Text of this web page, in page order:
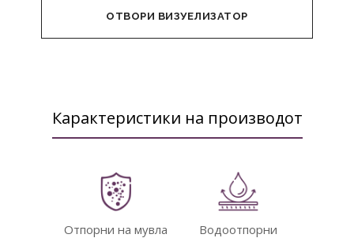
ОТВОРИ ВИЗУЕЛИЗАТОР
Карактеристики на производот
Отпорни на мувла Водоотпорни